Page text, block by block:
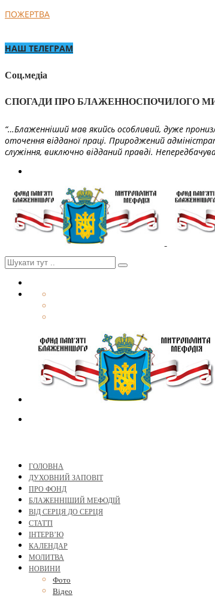
ПОЖЕРТВА
НАШ ТЕЛЕГРАМ
Соц.медіа
СПОГАДИ ПРО БЛАЖЕННОСПОЧИЛОГО
“…Блаженніший мав якийсь особливий, дуже
оточення відданої праці. Природжений
служіння, виключно відданий правді.
ГОЛОВНА
ДУХОВНИЙ ЗАПОВІТ
ПРО ФОНД
БЛАЖЕННІШИЙ МЕФОДІЙ
ВІД СЕРЦЯ ДО СЕРЦЯ
СТАТТІ
ІНТЕРВ’Ю
КАЛЕНДАР
МОЛИТВА
НОВИНИ
Фото
Відео